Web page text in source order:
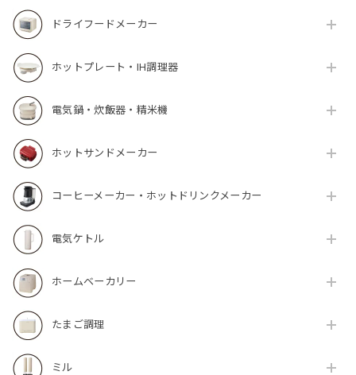
ドライフードメーカー
ホットプレート・IH調理器
電気鍋・炊飯器・精米機
ホットサンドメーカー
コーヒーメーカー・ホットドリンクメーカー
電気ケトル
ホームベーカリー
たまご調理
ミル